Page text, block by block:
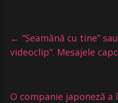
← “Seamănă cu tine”
videoclip”. Mesajele
O companie japoneză